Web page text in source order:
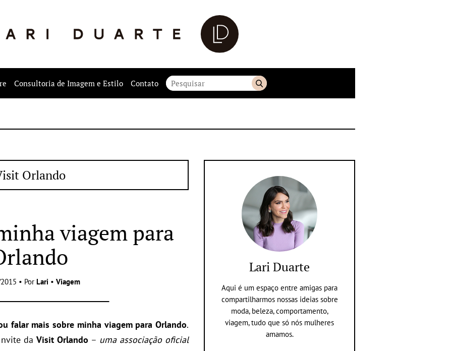
Consultoria de Imagem e Estilo Contato
Orlando
viagem para
• Por Lari • Viagem
falar mais sobre minha viagem para Orlando.
da Visit Orlando – uma associação oficial
Lari Duarte
Aqui é um espaço entre amigas para
compartilharmos nossas ideias sobre
moda, beleza, comportamento,
viagem, tudo que só nós mulheres
amamos.